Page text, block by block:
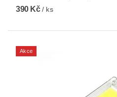
390 Kč/ ks
Akce